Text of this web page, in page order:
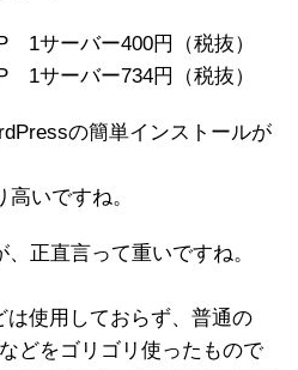
1サーバー400円（税抜）
1サーバー734円（税抜）
の簡単インストールが
高いですね。
正直言って重いですね。
は使用しておらず、普通の
どをゴリゴリ使ったもので